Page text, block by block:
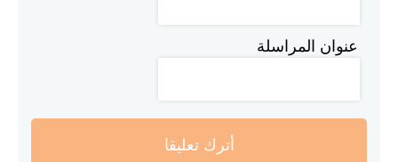
عنوان المراسلة
أترك تعليقا